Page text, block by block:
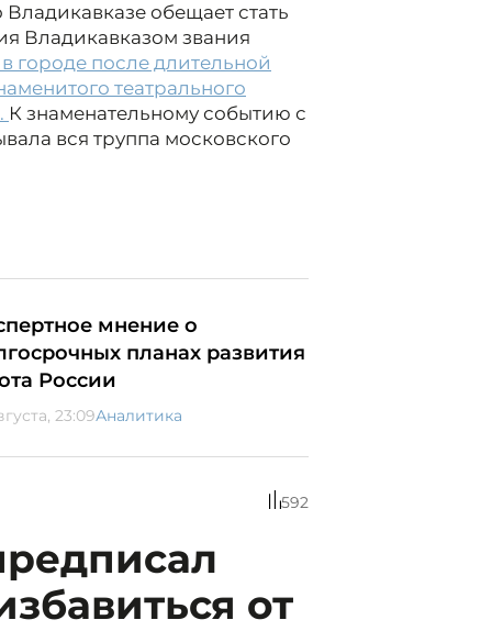
обещает стать
Владикавказом звания
городе после длительной
театрального
К знаменательному событию с
вся труппа московского
мнение о
планах развития
России
23:09Аналитика
592
от